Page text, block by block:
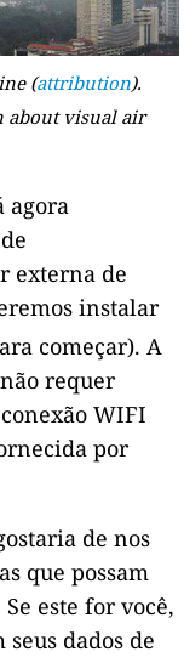
(attribution).
visual air
agora
externa de
instalar
começar). A
requer
WIFI
por
de nos
que possam
este for você,
dados de